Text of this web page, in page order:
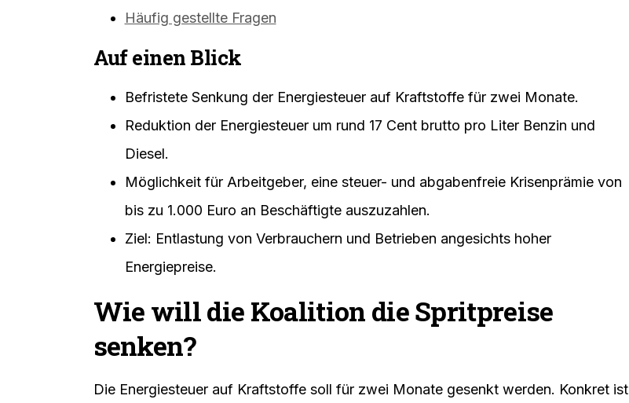
Häufig gestellte Fragen
Auf einen Blick
Befristete Senkung der Energiesteuer auf Kraftstoffe für zwei Monate.
Reduktion der Energiesteuer um rund 17 Cent brutto pro Liter Benzin und
Diesel.
Möglichkeit für Arbeitgeber, eine steuer- und abgabenfreie Krisenprämie von
bis zu 1.000 Euro an Beschäftigte auszuzahlen.
Ziel: Entlastung von Verbrauchern und Betrieben angesichts hoher
Energiepreise.
Wie will die Koalition die Spritpreise
senken?
Die Energiesteuer auf Kraftstoffe soll für zwei Monate gesenkt werden. Konkret ist